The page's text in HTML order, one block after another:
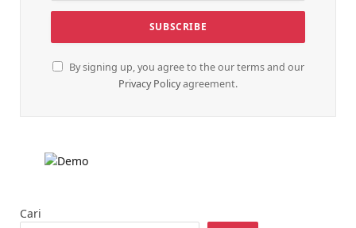
By signing up, you agree to the our terms and our
Privacy Policyagreement.
Cari